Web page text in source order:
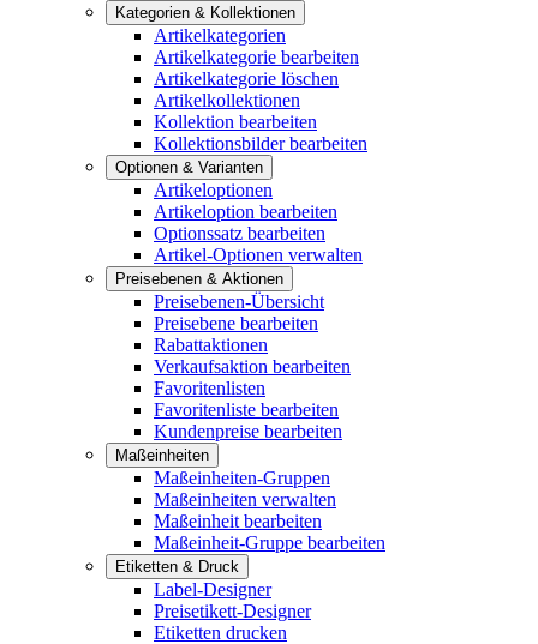
Kategorien & Kollektionen
Artikelkategorien
Artikelkategorie bearbeiten
Artikelkategorie löschen
Artikelkollektionen
Kollektion bearbeiten
Kollektionsbilder bearbeiten
Optionen & Varianten
Artikeloptionen
Artikeloption bearbeiten
Optionssatz bearbeiten
Artikel-Optionen verwalten
Preisebenen & Aktionen
Preisebenen-Übersicht
Preisebene bearbeiten
Rabattaktionen
Verkaufsaktion bearbeiten
Favoritenlisten
Favoritenliste bearbeiten
Kundenpreise bearbeiten
Maßeinheiten
Maßeinheiten-Gruppen
Maßeinheiten verwalten
Maßeinheit bearbeiten
Maßeinheit-Gruppe bearbeiten
Etiketten & Druck
Label-Designer
Preisetikett-Designer
Etiketten drucken